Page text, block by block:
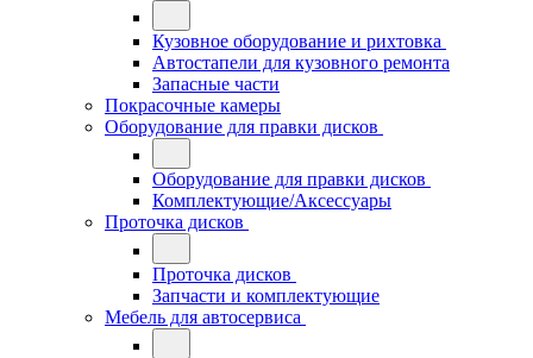
Кузовное оборудование и рихтовка
Автостапели для кузовного ремонта
Запасные части
Покрасочные камеры
Оборудование для правки дисков
Оборудование для правки дисков
Комплектующие/Аксессуары
Проточка дисков
Проточка дисков
Запчасти и комплектующие
Мебель для автосервиса